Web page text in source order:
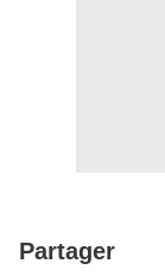
Partager